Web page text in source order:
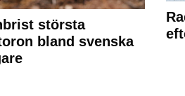
största
bland svenska